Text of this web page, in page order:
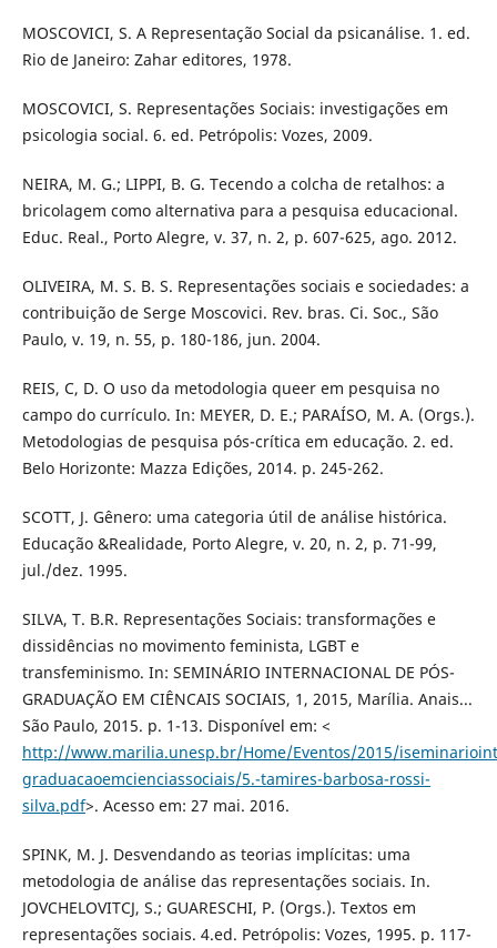
MOSCOVICI, S. A Representação Social da psicanálise. 1. ed.
Rio de Janeiro: Zahar editores, 1978.
MOSCOVICI, S. Representações Sociais: investigações em
psicologia social. 6. ed. Petrópolis: Vozes, 2009.
NEIRA, M. G.; LIPPI, B. G. Tecendo a colcha de retalhos: a
bricolagem como alternativa para a pesquisa educacional.
Educ. Real., Porto Alegre, v. 37, n. 2, p. 607-625, ago. 2012.
OLIVEIRA, M. S. B. S. Representações sociais e sociedades: a
contribuição de Serge Moscovici. Rev. bras. Ci. Soc., São
Paulo, v. 19, n. 55, p. 180-186, jun. 2004.
REIS, C, D. O uso da metodologia queer em pesquisa no
campo do currículo. In: MEYER, D. E.; PARAÍSO, M. A. (Orgs.).
Metodologias de pesquisa pós-crítica em educação. 2. ed.
Belo Horizonte: Mazza Edições, 2014. p. 245-262.
SCOTT, J. Gênero: uma categoria útil de análise histórica.
Educação &Realidade, Porto Alegre, v. 20, n. 2, p. 71-99,
jul./dez. 1995.
SILVA, T. B.R. Representações Sociais: transformações e
dissidências no movimento feminista, LGBT e
transfeminismo. In: SEMINÁRIO INTERNACIONAL DE PÓS-
GRADUAÇÃO EM CIÊNCAIS SOCIAIS, 1, 2015, Marília. Anais...
São Paulo, 2015. p. 1-13. Disponível em: <
http://www.marilia.unesp.br/Home/Eventos/2015/
graduacaoemcienciassociais/5.-tamires-barbosa-rossi-
silva.pdf>. Acesso em: 27 mai. 2016.
SPINK, M. J. Desvendando as teorias implícitas: uma
metodologia de análise das representações sociais. In.
JOVCHELOVITCJ, S.; GUARESCHI, P. (Orgs.). Textos em
representações sociais. 4.ed. Petrópolis: Vozes, 1995. p. 117-